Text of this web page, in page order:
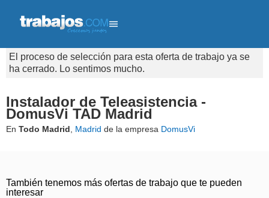
El proceso de selección para esta oferta de trabajo ya se
ha cerrado. Lo sentimos mucho.
Instalador de Teleasistencia -
DomusVi TAD Madrid
En Todo Madrid Madrid de la empresa DomusVi
También tenemos más ofertas de trabajo que te pueden
interesar